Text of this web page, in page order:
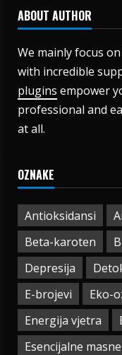
ABOUT AUTHOR
We mainly focus
with incredible
plugins empower
professional and
at all.
OZNAKE
Antioksidansi
Beta-karoten
Depresija
E-brojevi
Eko-
Energija vjetra
Esencijalne